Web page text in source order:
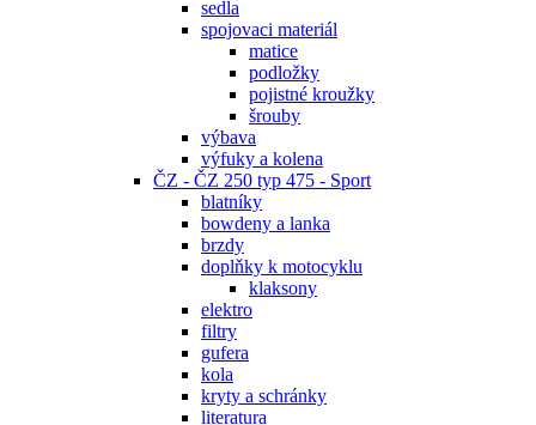
sedla
spojovaci materiál
matice
podložky
pojistné kroužky
šrouby
výbava
výfuky a kolena
ČZ - ČZ 250 typ 475 - Sport
blatníky
bowdeny a lanka
brzdy
doplňky k motocyklu
klaksony
elektro
filtry
gufera
kola
kryty a schránky
literatura